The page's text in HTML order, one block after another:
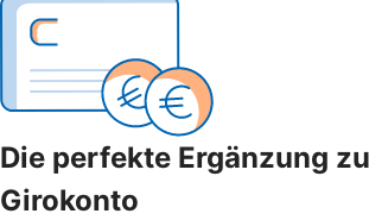
Die perfekte Ergänzung
Girokonto